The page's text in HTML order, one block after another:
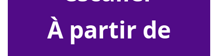
À partir de